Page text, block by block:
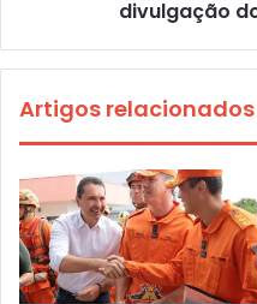
divulgação
Artigos relacionados